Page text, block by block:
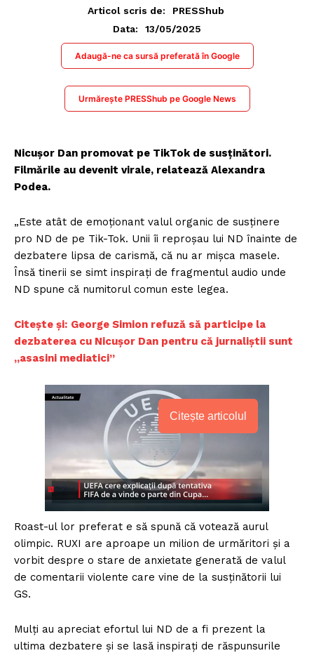
Articol scris de:
PRESShub
Data:
13/05/2025
Adaugă-ne ca sursă preferată în Google
Urmărește PRESShub pe Google News
Nicușor Dan promovat pe TikTok de susținători.
Filmările au devenit virale, relatează Alexandra
Podea.
„Este atât de emoționant valul organic de susținere
pro ND de pe Tik-Tok. Unii îi reproșau lui ND înainte de
dezbatere lipsa de carismă, că nu ar mișca masele.
Însă tinerii se simt inspirați de fragmentul audio unde
ND spune că numitorul comun este legea.
Citește și: George Simion refuză să participe la
dezbaterea cu Nicușor Dan pentru că jurnaliștii sunt
„asasini mediatici”
Citește articolul
Roast-ul lor preferat e să spună că votează aurul
olimpic. RUXI are aproape un milion de urmăritori și a
vorbit despre o stare de anxietate generată de valul
de comentarii violente care vine de la susținătorii lui
GS.
Mulți au apreciat efortul lui ND de a fi prezent la
ultima dezbatere și se lasă inspirați de răspunsurile